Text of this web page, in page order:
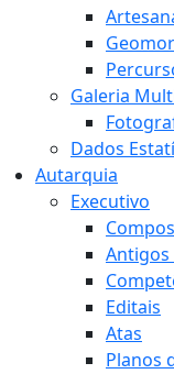
Galeria
Dados
Autarquia
Executivo
Antigos
Editais
Atas
Planos